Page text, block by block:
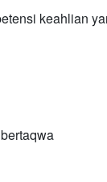
keahlian